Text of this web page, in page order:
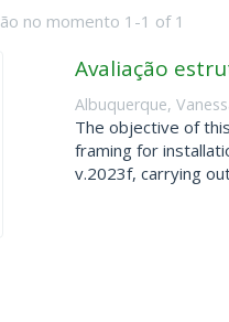
no momento 1-1 of 1
Avaliação
Albuquerque,
The objective of
framing for
v.2023f, carrying